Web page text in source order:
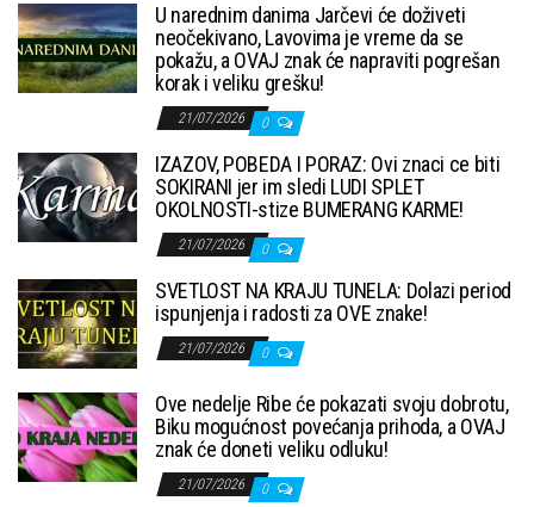
U narednim danima Jarčevi će doživeti
neočekivano, Lavovima je vreme da se
pokažu, a OVAJ znak će napraviti pogrešan
korak i veliku grešku!
21/07/2026 0
IZAZOV, POBEDA I PORAZ: Ovi znaci ce biti
SOKIRANI jer im sledi LUDI SPLET
OKOLNOSTI-stize BUMERANG KARME!
21/07/2026 0
SVETLOST NA KRAJU TUNELA: Dolazi period
ispunjenja i radosti za OVE znake!
21/07/2026 0
Ove nedelje Ribe će pokazati svoju dobrotu,
Biku mogućnost povećanja prihoda, a OVAJ
znak će doneti veliku odluku!
21/07/2026 0